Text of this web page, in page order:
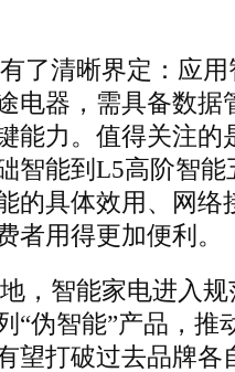
了清晰界定：应
电器，需具备数据
能力。值得关注的
智能到L5高阶智
的具体效用、网络
者用得更加便利。
，智能家电进入
“伪智能”产品，推
望打破过去品牌各